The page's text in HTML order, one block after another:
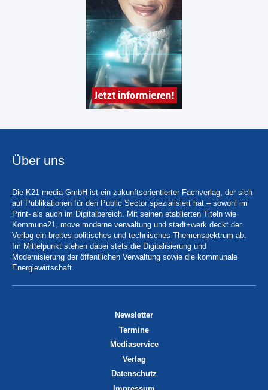
Über uns
Die K21 media GmbH ist ein zukunftsorientierter Fachverlag, der sich
auf Publikationen für den Public Sector spezialisiert hat – sowohl im
Print- als auch im Digitalbereich. Mit seinen etablierten Titeln wie
Kommune21, move moderne verwaltung und stadt+werk deckt der
Verlag ein breites politisches und technisches Themenspektrum ab.
Im Mittelpunkt stehen dabei stets die Digitalisierung und
Modernisierung der öffentlichen Verwaltung sowie die kommunale
Energiewirtschaft.
Newsletter
Termine
Mediaservice
Verlag
Datenschutz